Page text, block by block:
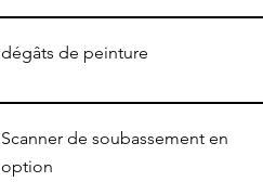
dégâts de peinture
Scanner de soubassement en
option